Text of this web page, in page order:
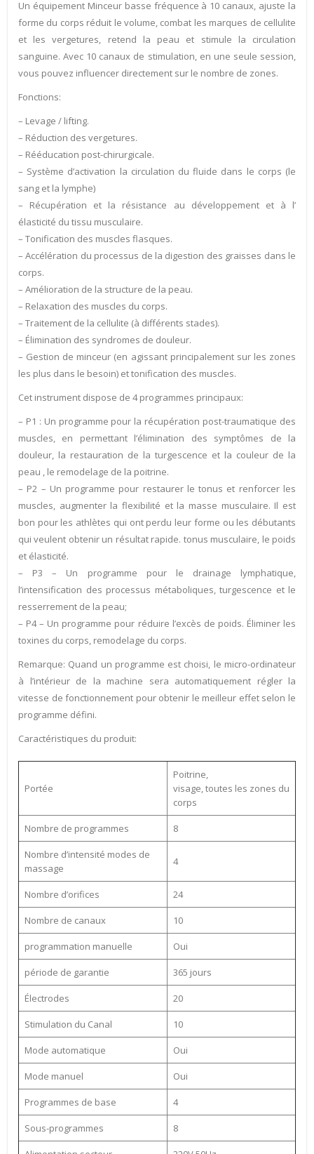
Un équipement Minceur basse fréquence à 10 canaux, ajuste la
forme du corps réduit le volume, combat les marques de cellulite
et les vergetures, retend la peau et stimule la circulation
sanguine. Avec 10 canaux de stimulation, en une seule session,
vous pouvez influencer directement sur le nombre de zones.
Fonctions:
– Levage / lifting.
– Réduction des vergetures.
– Rééducation post-chirurgicale.
– Système d’activation la circulation du fluide dans le corps (le
sang et la lymphe)
– Récupération et la résistance au développement et à l’
élasticité du tissu musculaire.
– Tonification des muscles flasques.
– Accélération du processus de la digestion des graisses dans le
corps.
– Amélioration de la structure de la peau.
– Relaxation des muscles du corps.
– Traitement de la cellulite (à différents stades).
– Élimination des syndromes de douleur.
– Gestion de minceur (en agissant principalement sur ​​les zones
les plus dans le besoin) et tonification des muscles.
Cet instrument dispose de 4 programmes principaux:
– P1 : Un programme pour la récupération post-traumatique des
muscles, en permettant l’élimination des symptômes de la
douleur, la restauration de la turgescence et la couleur de la
peau , le remodelage de la poitrine.
– P2 – Un programme pour restaurer le tonus et renforcer les
muscles, augmenter la flexibilité et la masse musculaire. Il est
bon pour les athlètes qui ont perdu leur forme ou les débutants
qui veulent obtenir un résultat rapide. tonus musculaire, le poids
et élasticité.
– P3 – Un programme pour le drainage lymphatique,
l’intensification des processus métaboliques, turgescence et le
resserrement de la peau;
– P4 – Un programme pour réduire l’excès de poids. Éliminer les
toxines du corps, remodelage du corps.
Remarque: Quand un programme est choisi, le micro-ordinateur
à l’intérieur de la machine sera automatiquement régler la
vitesse de fonctionnement pour obtenir le meilleur effet selon le
programme défini.
Caractéristiques du produit:
Portée
Poitrine,
visage, toutes les zones du
corps
Nombre de programmes 8
Nombre d’intensité modes de
massage
4
Nombre d’orifices 24
Nombre de canaux 10
programmation manuelle Oui
période de garantie 365 jours
Électrodes 20
Stimulation du Canal 10
Mode automatique Oui
Mode manuel Oui
Programmes de base 4
Sous-programmes 8